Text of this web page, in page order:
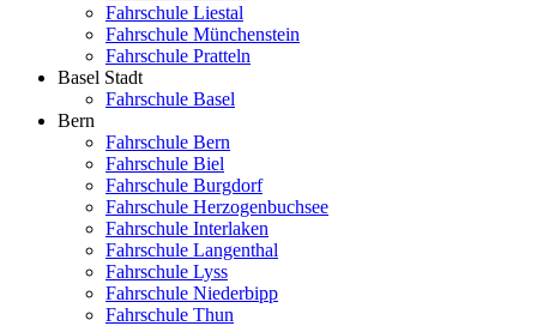
Fahrschule Liestal
Fahrschule Münchenstein
Fahrschule Pratteln
Basel Stadt
Fahrschule Basel
Bern
Fahrschule Bern
Fahrschule Biel
Fahrschule Burgdorf
Fahrschule Herzogenbuchsee
Fahrschule Interlaken
Fahrschule Langenthal
Fahrschule Lyss
Fahrschule Niederbipp
Fahrschule Thun